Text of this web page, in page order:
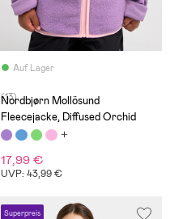
Auf Lager
(13)
Nordbjørn Mollösund
Fleecejacke, Diffused Orchid
17,99 €
UVP: 43,99 €
Superpreis